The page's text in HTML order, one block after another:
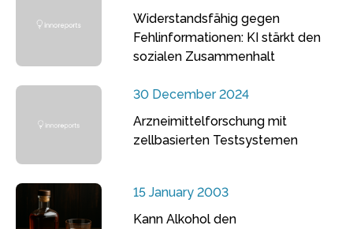
Widerstandsfähig gegen
Fehlinformationen: KI stärkt den
sozialen Zusammenhalt
30 December 2024
Arzneimittelforschung mit
zellbasierten Testsystemen
15 January 2003
Kann Alkohol den